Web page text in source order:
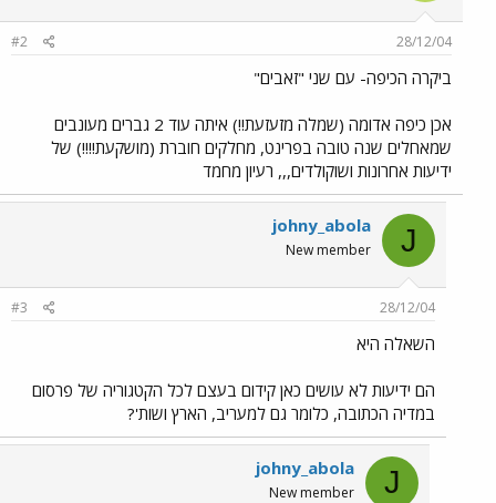
28/12/04
#2
ביקרה הכיפה- עם שני "זאבים"
אכן כיפה אדומה (שמלה מזעזעת!!) איתה עוד 2 גברים מעונבים
שמאחלים שנה טובה בפרינט, מחלקים חוברת (מושקעת!!!!) של
ידיעות אחרונות ושוקולדים,,, רעיון מחמד
J
johny_abola
New member
28/12/04
#3
השאלה היא
הם ידיעות לא עושים כאן קידום בעצם לכל הקטגוריה של פרסום
במדיה הכתובה, כלומר גם למעריב, הארץ ושות'?
J
johny_abola
New member